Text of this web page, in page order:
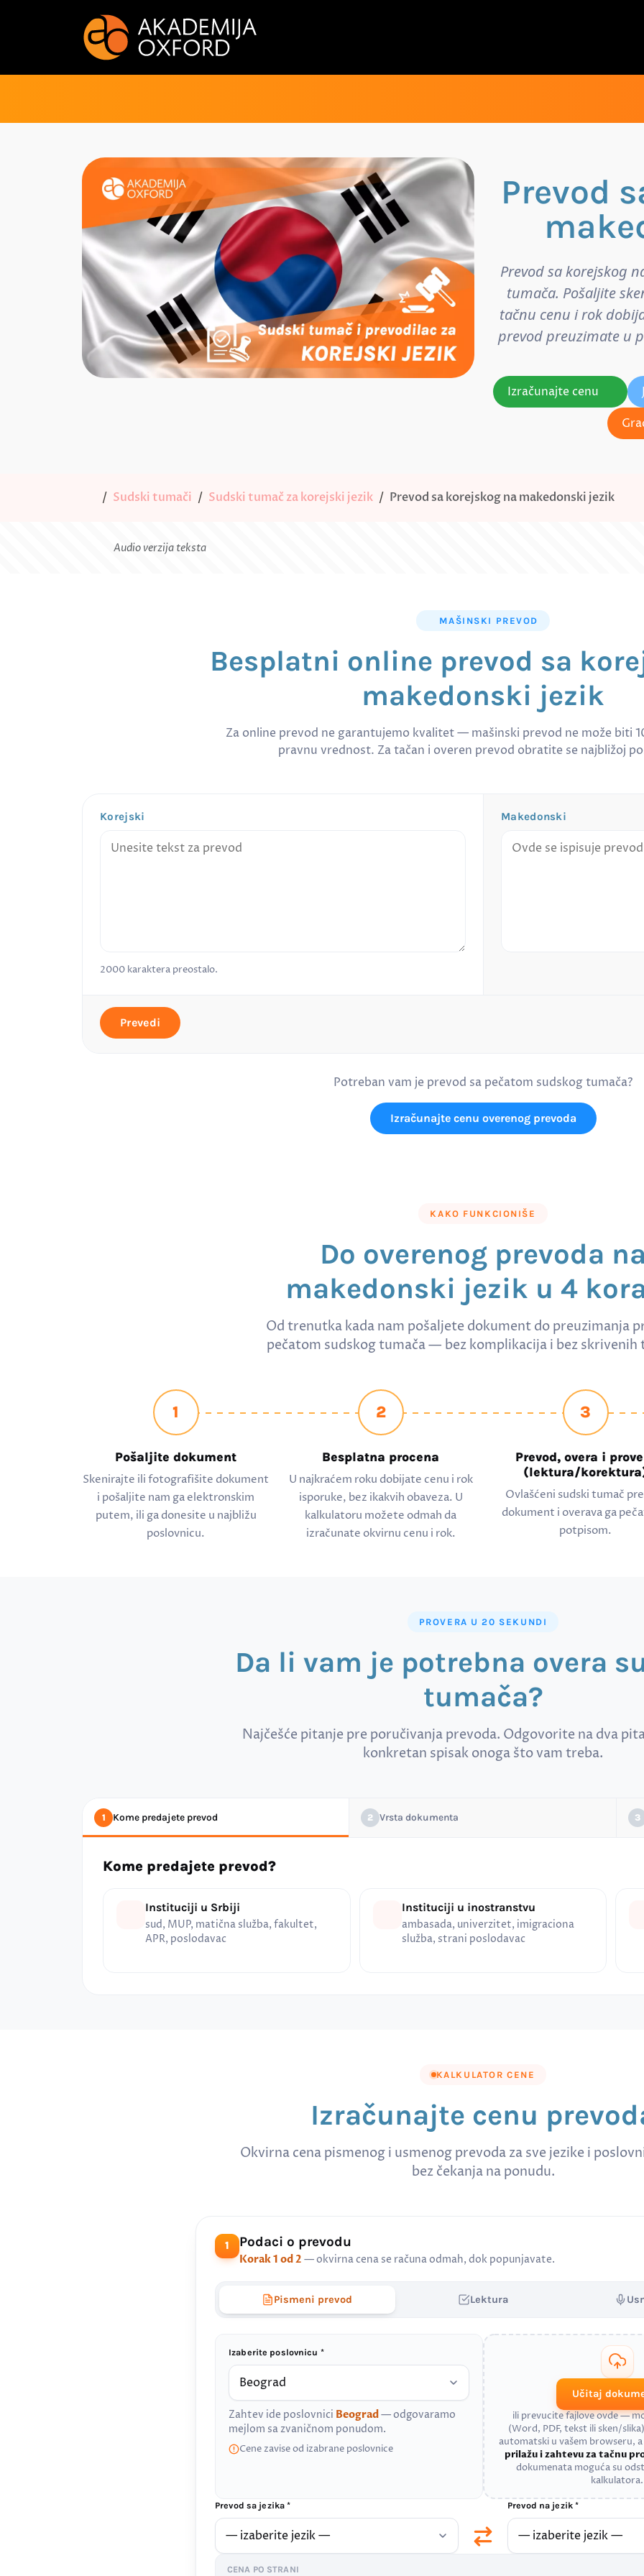
Prevod
Prevod sa korejskog
tumača. Pošaljite
tačnu cenu i rok
prevod preuzimate u
Izračunajte cenu
Sudski tumači Sudski tumač za korejski jezik Prevod sa korejskog na makedonski jezik
Audio verzija teksta
MAŠINSKI PREVOD
Besplatni online prevod sa
makedonski jezik
Za online prevod ne garantujemo kvalitet — mašinski prevod ne može biti
pravnu vrednost. Za tačan i overen prevod obratite se najbližoj
Korejski
2000 karaktera preostalo.
Makedonski
Prevedi
Potreban vam je prevod sa pečatom sudskog tumača?
Izračunajte cenu overenog prevoda
KAKO FUNKCIONIŠE
Do overenog prevoda
makedonski jezik u 4
Od trenutka kada nam pošaljete dokument do preuzimanja
pečatom sudskog tumača — bez komplikacija i bez skrivenih
1
Pošaljite dokument
Skenirajte ili fotografišite dokument
i pošaljite nam ga elektronskim
putem, ili ga donesite u najbližu
poslovnicu.
2
Besplatna procena
U najkraćem roku dobijate cenu i rok
isporuke, bez ikakvih obaveza. U
kalkulatoru možete odmah da
izračunate okvirnu cenu i rok.
3
Prevod, overa i
(lektura/
Ovlašćeni sudski tumač
dokument i overava ga
potpisom.
PROVERA U 20 SEKUNDI
Da li vam je potrebna overa
tumača?
Najčešće pitanje pre poručivanja prevoda. Odgovorite na dva
konkretan spisak onoga što vam treba.
1 Kome predajete prevod 2 Vrsta dokumenta 3
Kome predajete prevod?
Instituciji u Srbiji
sud, MUP, matična služba, fakultet,
APR, poslodavac
Instituciji u inostranstvu
ambasada, univerzitet, imigraciona
služba, strani poslodavac
KALKULATOR CENE
Izračunajte cenu
Okvirna cena pismenog i usmenog prevoda za sve jezike i
bez čekanja na ponudu.
1 Podaci o prevodu
Korak 1 od 2 — okvirna cena se računa odmah, dok popunjavate.
Pismeni prevod Lektura
Izaberite poslovnicu *
Zahtev ide poslovnici Beograd— odgovaramo
mejlom sa zvaničnom ponudom.
Cene zavise od izabrane poslovnice
Učitaj
ili prevucite fajlove ovde —
(Word, PDF, tekst ili sken/
automatski u vašem browseru, a
prilažu i zahtevu za tačnu
dokumenata moguća su
kalkulatora.
Prevod sa jezika * Prevod na jezik *
CENA PO STRANI